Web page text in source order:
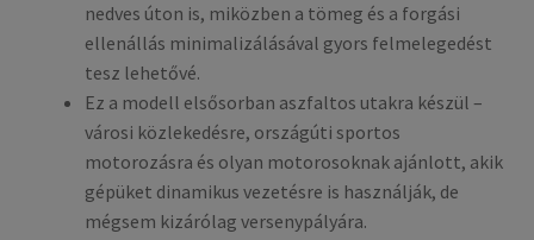
nedves úton is, miközben a tömeg és a forgási
ellenállás minimalizálásával gyors felmelegedést
tesz lehetővé.
Ez a modell elsősorban aszfaltos utakra készül –
városi közlekedésre, országúti sportos
motorozásra és olyan motorosoknak ajánlott, akik
gépüket dinamikus vezetésre is használják, de
mégsem kizárólag versenypályára.